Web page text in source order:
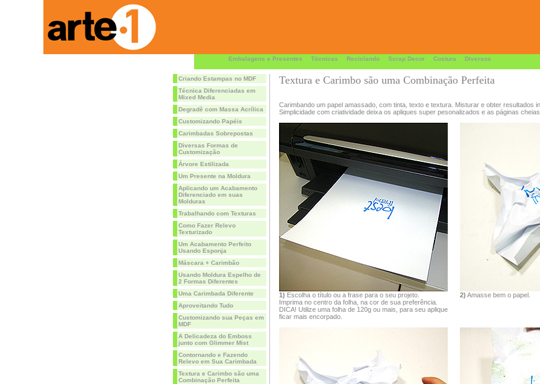
Embalagens e Presentes Técnicas Reciclando Scrap Decor Costura Diversos
Criando Estampas no MDF
Técnica Diferenciadas em
Mixed Media
Degradê com Massa Acrílica
Customizando Papéis
Carimbadas Sobrepostas
Diversas Formas de
Customização
Árvore Estilizada
Um Presente na Moldura
Aplicando um Acabamento
Diferenciado em suas
Molduras
Trabalhando com Texturas
Como Fazer Relevo
Texturizado
Um Acabamento Perfeito
Usando Esponja
Máscara + Carimbão
Usando Moldura Espelho de
2 Formas Diferentes
Uma Carimbada Diferente
Aproveitando Tudo
Customizando sua Peças em
MDF
A Delicadeza do Emboss
junto com Glimmer Mist
Contornando e Fazendo
Relevo em Sua Carimbada
Textura e Carimbo são uma
Combinação Perfeita
Textura e Carimbo são uma Combinação Perfeita
Carimbando um papel amassado, com tinta, texto e textura. Misturar e obter resultados
Simplicidade com criatividade deixa os apliques super pesonalizados e as páginas
1) Escolha o título ou a frase para o seu projeto.
Imprima no centro da folha, na cor de sua preferência.
DICA! Utilize uma folha de 120g ou mais, para seu aplique
ficar mais encorpado.
2) Amasse bem o papel.